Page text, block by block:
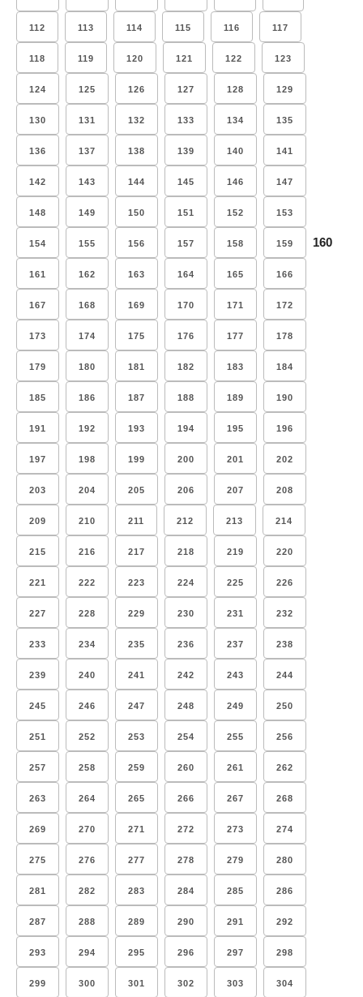
112 113 114 115 116 117
118 119 120 121 122 123
124 125 126 127 128 129
130 131 132 133 134 135
136 137 138 139 140 141
142 143 144 145 146 147
148 149 150 151 152 153
154 155 156 157 158 159 160
161 162 163 164 165 166
167 168 169 170 171 172
173 174 175 176 177 178
179 180 181 182 183 184
185 186 187 188 189 190
191 192 193 194 195 196
197 198 199 200 201 202
203 204 205 206 207 208
209 210 211 212 213 214
215 216 217 218 219 220
221 222 223 224 225 226
227 228 229 230 231 232
233 234 235 236 237 238
239 240 241 242 243 244
245 246 247 248 249 250
251 252 253 254 255 256
257 258 259 260 261 262
263 264 265 266 267 268
269 270 271 272 273 274
275 276 277 278 279 280
281 282 283 284 285 286
287 288 289 290 291 292
293 294 295 296 297 298
299 300 301 302 303 304